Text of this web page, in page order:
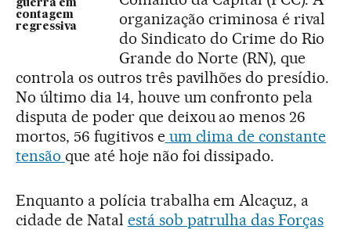
guerra em
contagem
regressiva
organização criminosa é rival
do Sindicato do Crime do Rio
Grande do Norte (RN), que
controla os outros três pavilhões do presídio.
No último dia 14, houve um confronto pela
disputa de poder que deixou ao menos 26
mortos, 56 fugitivos eum clima de constante
tensão que até hoje não foi dissipado.
Enquanto a polícia trabalha em Alcaçuz, a
cidade de Natal está sob patrulha das Forças